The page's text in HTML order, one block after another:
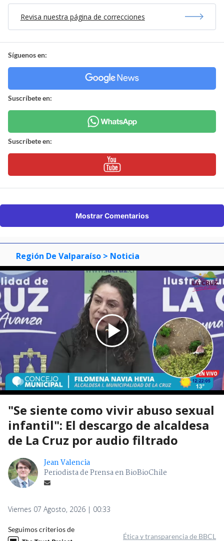
Revisa nuestra página de correcciones
Síguenos en:
Suscríbete en:
Suscríbete en:
Mostrar Comentarios
Región De Valparaíso > Noticia
"Se siente como vivir abuso sexual
infantil": El descargo de alcaldesa
de La Cruz por audio filtrado
Jean Valencia
Periodista de Prensa en BioBioChile
Viernes 07 Agosto, 2026 | 00:33
Seguimos criterios de
Ética y transparencia de BBCL